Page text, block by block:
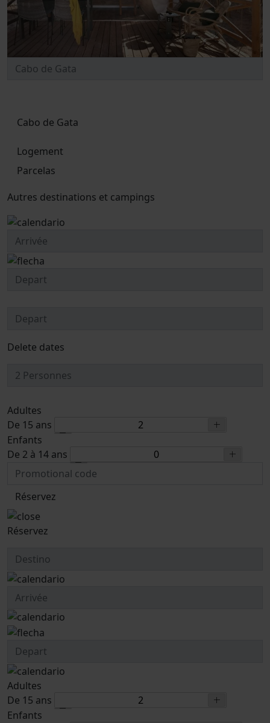
Cabo de Gata
Logement
Parcelas
Autres destinations et campings
Delete dates
Adultes
De 15 ans
Enfants
De 2 à 14 ans
Réservez
Réservez
Adultes
De 15 ans
Enfants